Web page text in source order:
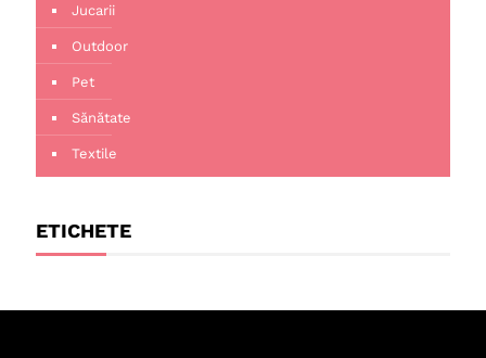
Jucarii
Outdoor
Pet
Sănătate
Textile
ETICHETE